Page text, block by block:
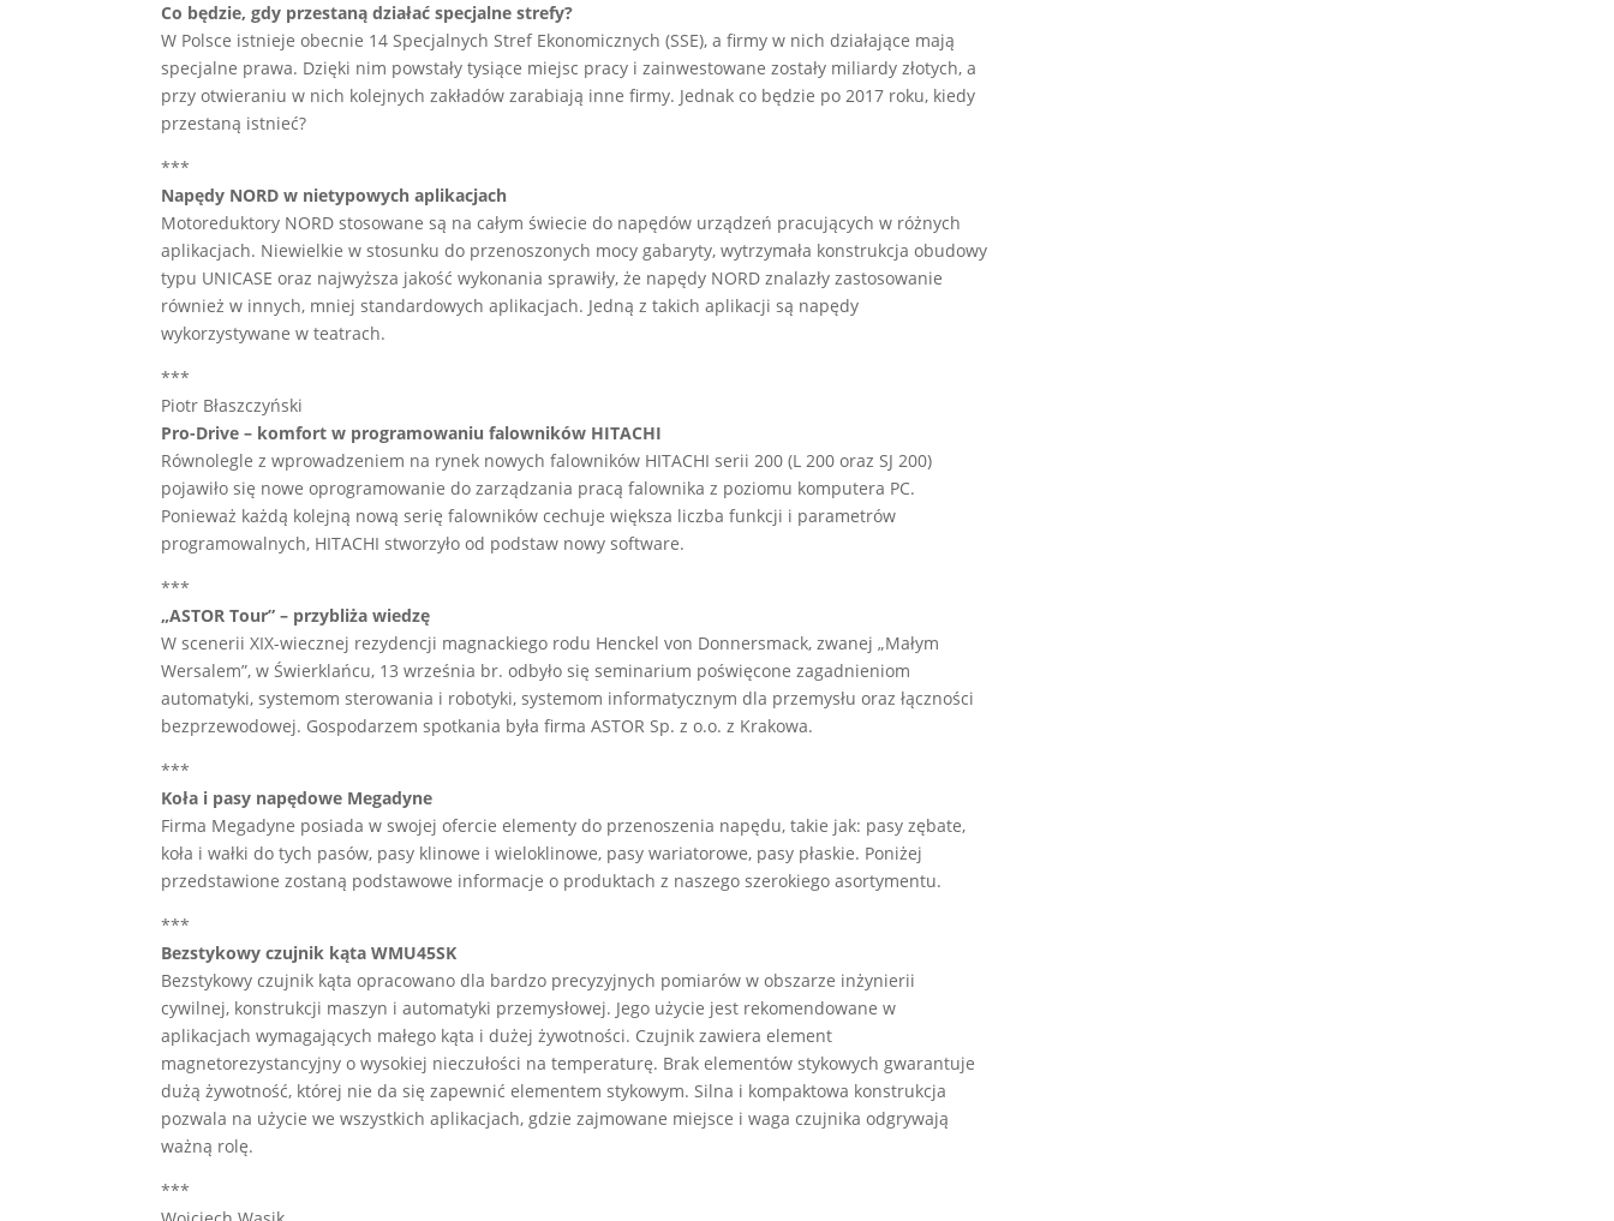
Co będzie, gdy przestaną działać specjalne strefy?
W Polsce istnieje obecnie 14 Specjalnych Stref Ekonomicznych (SSE), a firmy w nich działające mają
specjalne prawa. Dzięki nim powstały tysiące miejsc pracy i zainwestowane zostały miliardy złotych, a
przy otwieraniu w nich kolejnych zakładów zarabiają inne firmy. Jednak co będzie po 2017 roku, kiedy
przestaną istnieć?
***
Napędy NORD w nietypowych aplikacjach
Motoreduktory NORD stosowane są na całym świecie do napędów urządzeń pracujących w różnych
aplikacjach. Niewielkie w stosunku do przenoszonych mocy gabaryty, wytrzymała konstrukcja obudowy
typu UNICASE oraz najwyższa jakość wykonania sprawiły, że napędy NORD znalazły zastosowanie
również w innych, mniej standardowych aplikacjach. Jedną z takich aplikacji są napędy
wykorzystywane w teatrach.
***
Piotr Błaszczyński
Pro-Drive – komfort w programowaniu falowników HITACHI
Równolegle z wprowadzeniem na rynek nowych falowników HITACHI serii 200 (L 200 oraz SJ 200)
pojawiło się nowe oprogramowanie do zarządzania pracą falownika z poziomu komputera PC.
Ponieważ każdą kolejną nową serię falowników cechuje większa liczba funkcji i parametrów
programowalnych, HITACHI stworzyło od podstaw nowy software.
***
„ASTOR Tour” – przybliża wiedzę
W scenerii XIX-wiecznej rezydencji magnackiego rodu Henckel von Donnersmack, zwanej „Małym
Wersalem”, w Świerklańcu, 13 września br. odbyło się seminarium poświęcone zagadnieniom
automatyki, systemom sterowania i robotyki, systemom informatycznym dla przemysłu oraz łączności
bezprzewodowej. Gospodarzem spotkania była firma ASTOR Sp. z o.o. z Krakowa.
***
Koła i pasy napędowe Megadyne
Firma Megadyne posiada w swojej ofercie elementy do przenoszenia napędu, takie jak: pasy zębate,
koła i wałki do tych pasów, pasy klinowe i wieloklinowe, pasy wariatorowe, pasy płaskie. Poniżej
przedstawione zostaną podstawowe informacje o produktach z naszego szerokiego asortymentu.
***
Bezstykowy czujnik kąta WMU45SK
Bezstykowy czujnik kąta opracowano dla bardzo precyzyjnych pomiarów w obszarze inżynierii
cywilnej, konstrukcji maszyn i automatyki przemysłowej. Jego użycie jest rekomendowane w
aplikacjach wymagających małego kąta i dużej żywotności. Czujnik zawiera element
magnetorezystancyjny o wysokiej nieczułości na temperaturę. Brak elementów stykowych gwarantuje
dużą żywotność, której nie da się zapewnić elementem stykowym. Silna i kompaktowa konstrukcja
pozwala na użycie we wszystkich aplikacjach, gdzie zajmowane miejsce i waga czujnika odgrywają
ważną rolę.
***